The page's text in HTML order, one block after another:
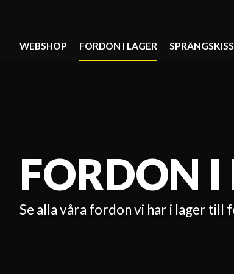
WEBSHOP FORDON I LAGER
FORDON I
Se alla våra fordon vi har i lager till